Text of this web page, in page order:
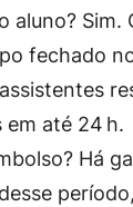
aluno? Sim.
fechado
em até 24 h.
Há